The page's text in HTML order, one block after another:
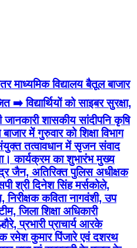
माध्यमिक विद्यालय बैतूल बाजार
विद्यार्थियों को साइबर सुरक्षा,
जानकारी शासकीय सांदीपनि कृषि
में गुरुवार को शिक्षा विभाग
तत्वावधान में सृजन संवाद
कार्यक्रम का शुभारंभ मुख्य
जैन, अतिरिक्त पुलिस अधीक्षक
श्री दिनेश सिंह मर्सकोले,
निरीक्षक कविता नागवंशी, उप
जिला शिक्षा अधिकारी
प्रभारी प्राचार्य आरके
रमेश कुमार पिंजारे एवं दशरथ